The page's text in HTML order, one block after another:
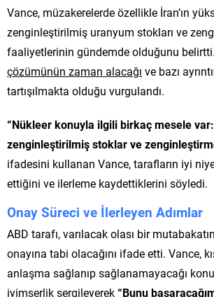
Vance, müzakerelerde özellikle İran’ın
zenginleştirilmiş uranyum stokları ve
faaliyetlerinin gündemde olduğunu belirtti.
çözümünün zaman alacağı ve bazı
tartışılmakta olduğu vurgulandı.
“Nükleer konuyla ilgili birkaç mesele
zenginleştirilmiş stoklar ve
ifadesini kullanan Vance, tarafların iyi
ettiğini ve ilerleme kaydettiklerini söyledi.
Onay Süreci ve İlerleyen Adımlar
ABD tarafı, varılacak olası bir
onayına tabi olacağını ifade etti. Vance,
anlaşma sağlanıp sağlanamayacağı
iyimserlik sergileyerek“Bunu